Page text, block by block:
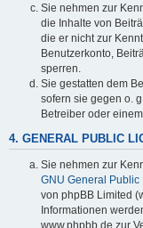
Sie nehmen zur
die Inhalte von
die er nicht zur
Benutzerkonto,
sperren.
Sie gestatten dem
sofern sie gegen o.
Betreiber oder
4. GENERAL PUBLIC
Sie nehmen zur
GNU General Public
von phpBB Limited
Informationen
www.phpbb.de zur